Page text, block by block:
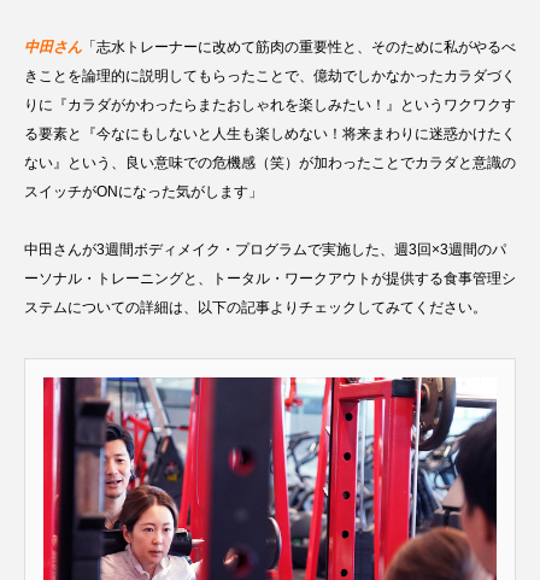
中田さん 「志水トレーナーに改めて筋肉の重要性と、そのために私がやるべ
きことを論理的に説明してもらったことで、億劫でしかなかったカラダづく
りに『カラダがかわったらまたおしゃれを楽しみたい！』というワクワクす
る要素と『今なにもしないと人生も楽しめない！将来まわりに迷惑かけたく
ない』という、良い意味での危機感（笑）が加わったことでカラダと意識の
スイッチがONになった気がします」
中田さんが3週間ボディメイク・プログラムで実施した、週3回×3週間のパ
ーソナル・トレーニングと、トータル・ワークアウトが提供する食事管理シ
ステムについての詳細は、以下の記事よりチェックしてみてください。